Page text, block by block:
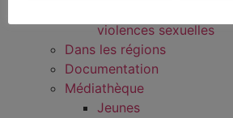
violences sexuelles
Dans les régions
Documentation
Médiathèque
Jeunes